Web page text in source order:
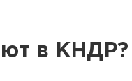
в КНДР?